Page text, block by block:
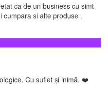
ca de un business cu simt
cumpara si alte produse .
Cu suflet și inimă. ❤️